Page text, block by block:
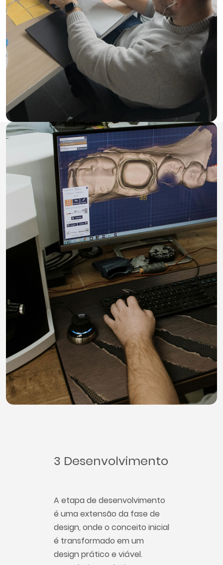
3 Desenvolvimento
A etapa de desenvolvimento
é uma extensão da fase de
design, onde o conceito inicial
é transformado em um
design prático e viável.